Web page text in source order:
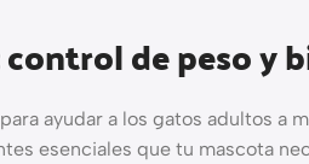
de peso y
ayudar a los gatos adultos a
esenciales que tu mascota